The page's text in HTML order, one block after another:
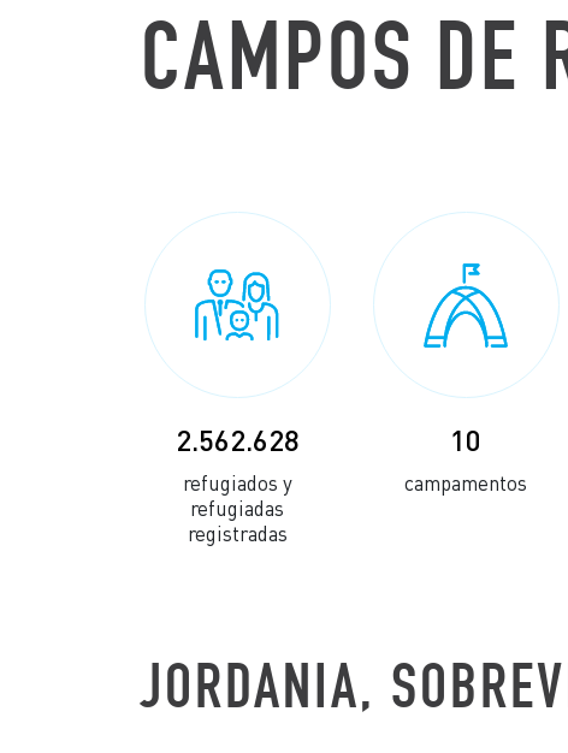
CAMPOS DE
2.562.628
refugiados y
refugiadas
registradas
10
campamentos
JORDANIA,